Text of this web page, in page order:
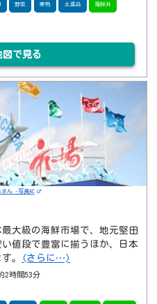
野菜 果物 土産品 海鮮丼
図で見る
さん -写真AC
大級の海鮮市場で、地元堅田
値段で豊富に揃うほか、日本
。
(さらに…)
2時間53分